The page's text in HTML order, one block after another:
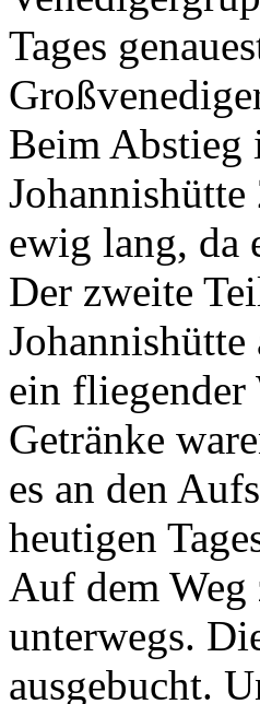
Tages
Beim Abstieg
ewig lang, da
Der zweite
ein fliegender
Getränke
es an den
heutigen
Auf dem Weg
unterwegs.
ausgebucht.